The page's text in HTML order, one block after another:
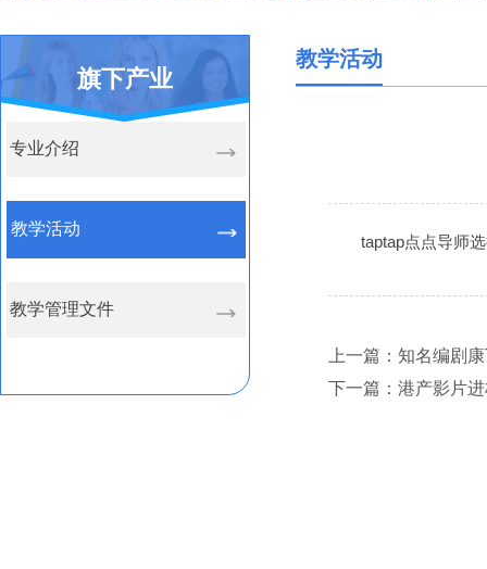
旗下产业
专业介绍
教学活动
教学管理文件
教学活动
taptap点点导师
上一篇：知名编剧
下一篇：港产影片